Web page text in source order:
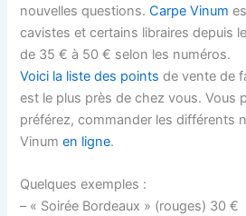
nouvelles questions.Carpe Vinum
cavistes et certains libraires depuis
de 35 € à 50 € selon les numéros.
Voici la liste des points de vente de
est le plus près de chez vous. Vous
préférez, commander les différents
Vinumen ligne.
Quelques exemples :
– « Soirée Bordeaux » (rouges) 30 €